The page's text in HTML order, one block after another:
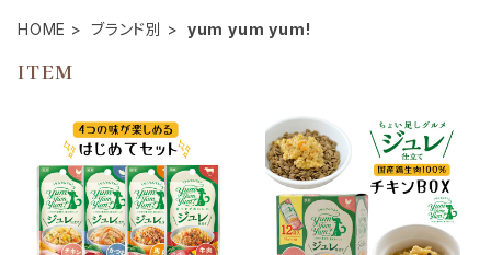
HOME ブランド別 yum yum yum!
ITEM